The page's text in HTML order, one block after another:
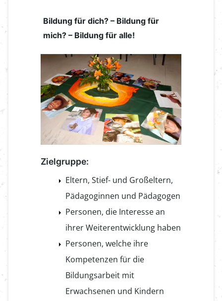
Bildung für dich? – Bildung für
mich? – Bildung für alle!
Zielgruppe:
Eltern, Stief- und Großeltern,
Pädagoginnen und Pädagogen
Personen, die Interesse an
ihrer Weiterentwicklung haben
Personen, welche ihre
Kompetenzen für die
Bildungsarbeit mit
Erwachsenen und Kindern